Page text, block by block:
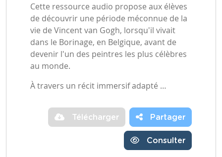
Cette ressource audio propose aux élèves
de découvrir une période méconnue de la
vie de Vincent van Gogh, lorsqu'il vivait
dans le Borinage, en Belgique, avant de
devenir l'un des peintres les plus célèbres
au monde.
À travers un récit immersif adapté …
Télécharger Partager
Consulter